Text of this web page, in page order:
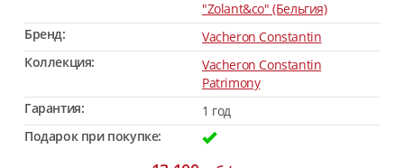
"Zolant&co" (Бельгия)
Бренд:
Vacheron Constantin
Коллекция:
Vacheron Constantin
Patrimony
Гарантия:
1 год
Подарок при покупке: